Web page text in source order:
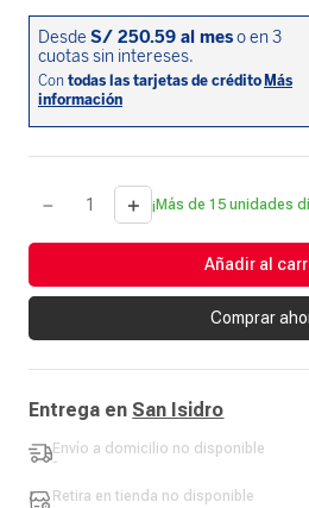
＋
－ ¡Más de 15 unidades
Añadir al
Comprar
Entrega en San Isidro
Envío a domicilio no disponible
-
Retira en tienda no disponible